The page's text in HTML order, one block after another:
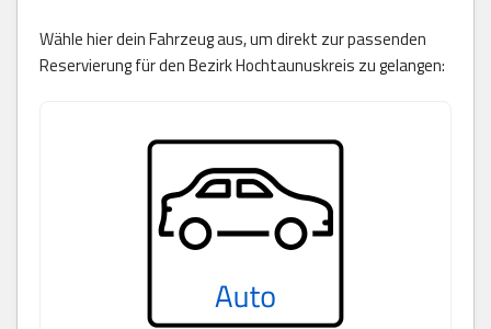
Wähle hier dein Fahrzeug aus, um direkt zur passenden
Reservierung für den Bezirk Hochtaunuskreis zu gelangen: